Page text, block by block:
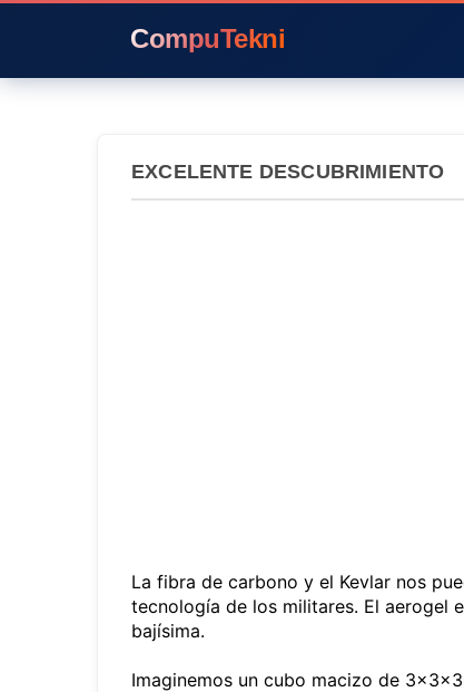
CompuTekni
EXCELENTE DESCUBRIMIENTO
La fibra de carbono y el Kevlar nos
tecnología de los militares. El aerogel
bajísima.
Imaginemos un cubo macizo de